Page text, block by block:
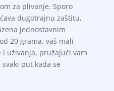
za plivanje. Sporo
dugotrajnu zaštitu,
jednostavnim
20 grama, vaš mali
i uživanja, pružajući vam
put kada se